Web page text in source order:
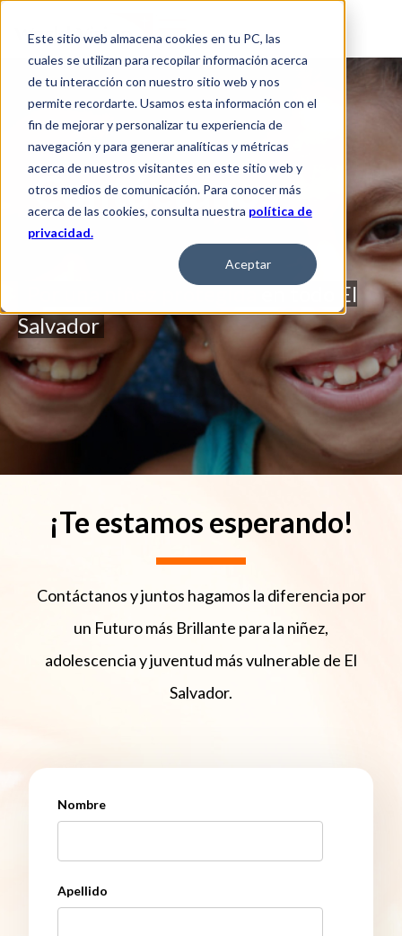
Este sitio web almacena cookies en tu PC, las
cuales se utilizan para recopilar información acerca
de tu interacción con nuestro sitio web y nos
permite recordarte. Usamos esta información con el
fin de mejorar y personalizar tu experiencia de
navegación y para generar analíticas y métricas
acerca de nuestros visitantes en este sitio web y
otros medios de comunicación. Para conocer más
acerca de las cookies, consulta nuestra política de
privacidad.
Aceptar
Contáctanos
Por una niñez protegidaen todo El
Salvador
¡Te estamos esperando!
Contáctanos y juntos hagamos la diferencia por
un Futuro más Brillante para la niñez,
adolescencia y juventud más vulnerable de El
Salvador.
Nombre
Apellido